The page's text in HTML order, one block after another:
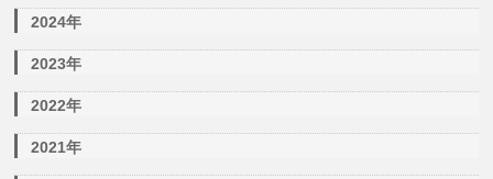
2024年
2023年
2022年
2021年